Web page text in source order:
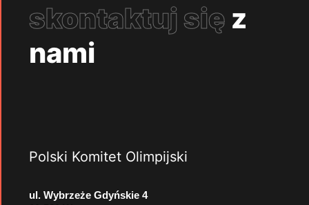
skontaktuj się z
nami
Polski Komitet Olimpijski
ul. Wybrzeże Gdyńskie 4